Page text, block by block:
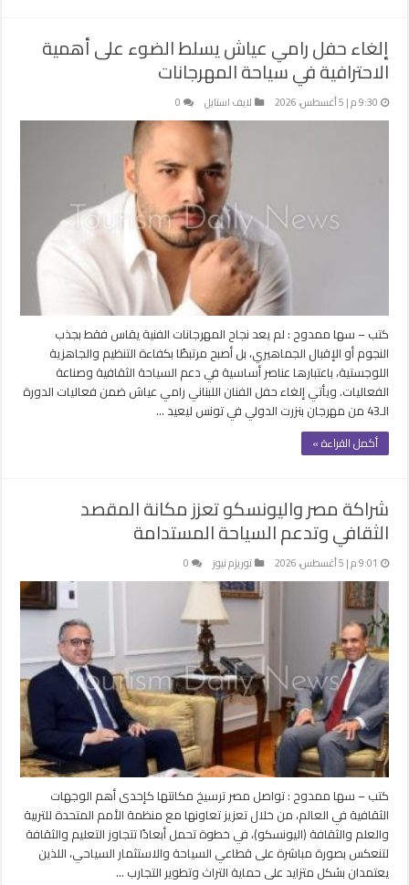
إلغاء حفل رامي عياش يسلط الضوء على أهمية
الاحترافية في سياحة المهرجانات
9:30 م | 5 أغسطس، 2026 لايف استايل 0
كتب – سها ممدوح : لم يعد نجاح المهرجانات الفنية يقاس فقط بجذب
النجوم أو الإقبال الجماهيري، بل أصبح مرتبطًا بكفاءة التنظيم والجاهزية
اللوجستية، باعتبارها عناصر أساسية في دعم السياحة الثقافية وصناعة
الفعاليات. ويأتي إلغاء حفل الفنان اللبناني رامي عياش ضمن فعاليات الدورة
الـ43 من مهرجان بنزرت الدولي في تونس ليعيد …
أكمل القراءة »
شراكة مصر واليونسكو تعزز مكانة المقصد
الثقافي وتدعم السياحة المستدامة
9:01 م | 5 أغسطس، 2026 توريزم نيوز 0
كتب – سها ممدوح : تواصل مصر ترسيخ مكانتها كإحدى أهم الوجهات
الثقافية في العالم، من خلال تعزيز تعاونها مع منظمة الأمم المتحدة للتربية
والعلم والثقافة (اليونسكو)، في خطوة تحمل أبعادًا تتجاوز التعليم والثقافة
لتنعكس بصورة مباشرة على قطاعي السياحة والاستثمار السياحي، اللذين
يعتمدان بشكل متزايد على حماية التراث وتطوير التجارب …